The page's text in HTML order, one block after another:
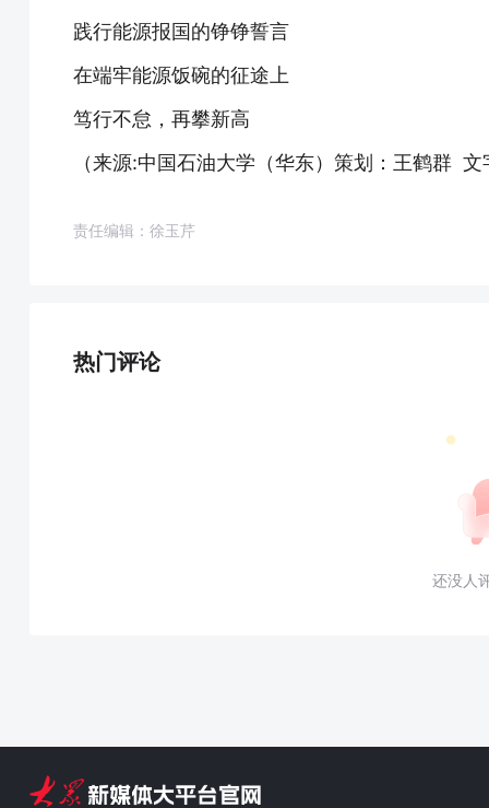
践行能源报国的铮铮誓言
在端牢能源饭碗的征途上
笃行不怠，再攀新高
（来源:中国石油大学（华东）策划：王鹤群
责任编辑：徐玉芹
热门评论
还没人